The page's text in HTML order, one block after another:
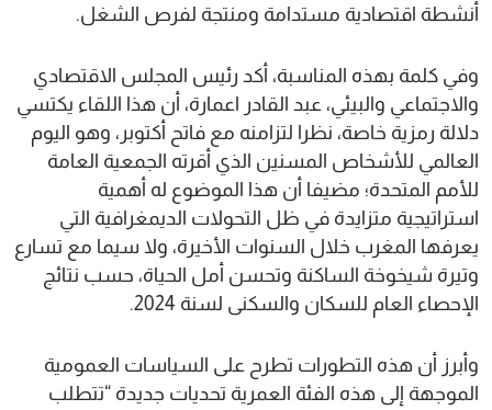
أنشطة اقتصادية مستدامة ومنتجة لفرص الشغل.
وفي كلمة بهذه المناسبة، أكد رئيس المجلس الاقتصادي
والاجتماعي والبيئي، عبد القادر اعمارة، أن هذا اللقاء يكتسي
دلالة رمزية خاصة، نظرا لتزامنه مع فاتح أكتوبر، وهو اليوم
العالمي للأشخاص المسنين الذي أقرته الجمعية العامة
للأمم المتحدة؛ مضيفا أن هذا الموضوع له أهمية
استراتيجية متزايدة في ظل التحولات الديمغرافية التي
يعرفها المغرب خلال السنوات الأخيرة، ولا سيما مع تسارع
وتيرة شيخوخة الساكنة وتحسن أمل الحياة، حسب نتائج
الإحصاء العام للسكان والسكنى لسنة 2024.
وأبرز أن هذه التطورات تطرح على السياسات العمومية
الموجهة إلى هذه الفئة العمرية تحديات جديدة “تتطلب